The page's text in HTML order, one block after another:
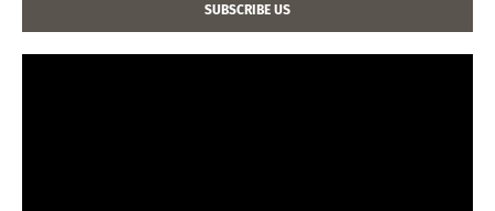
SUBSCRIBE US